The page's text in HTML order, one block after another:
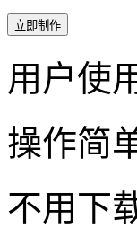
立即制作
用户使
操作简
不用下